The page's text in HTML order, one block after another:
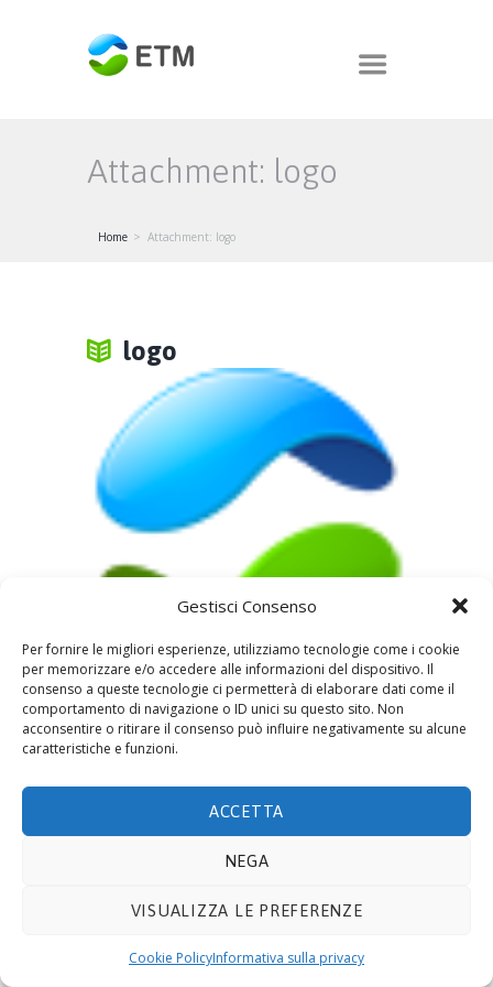
Gestisci Consenso
Per fornire le migliori esperienze, utilizziamo tecnologie come i cookie
per memorizzare e/o accedere alle informazioni del dispositivo. Il
consenso a queste tecnologie ci permetterà di elaborare dati come il
comportamento di navigazione o ID unici su questo sito. Non
acconsentire o ritirare il consenso può influire negativamente su alcune
caratteristiche e funzioni.
ACCETTA
NEGA
VISUALIZZA LE PREFERENZE
Cookie PolicyInformativa sulla privacy
Attachment: logo
Home Attachment: logo
logo
byEco Admin 22 Marzo 2016 0 0
© 2019 ECOTECNOLOGIE MIETTO SRL -
info@ecomietto.it. Tutti i diritti riservati.Privacy